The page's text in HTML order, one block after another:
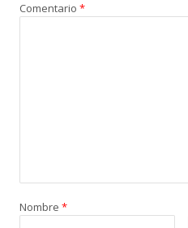
Comentario *
Nombre *